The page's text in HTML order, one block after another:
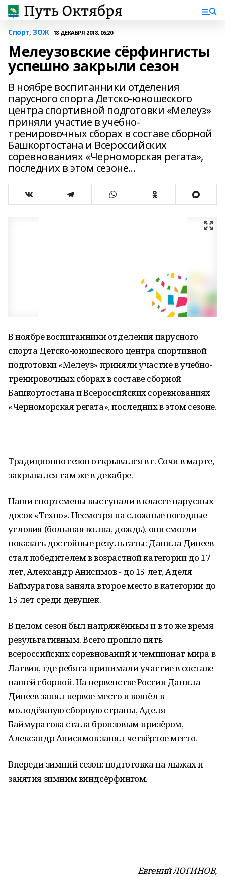
Спорт, ЗОЖ 18 ДЕКАБРЯ 2018, 06:20
Мелеузовские сёрфингисты
успешно закрыли сезон
В ноябре воспитанники отделения
парусного спорта Детско-юношеского
центра спортивной подготовки «Мелеуз»
приняли участие в учебно-
тренировочных сборах в составе сборной
Башкортостана и Всероссийских
соревнованиях «Черноморская регата»,
последних в этом сезоне...
В ноябре воспитанники отделения парусного
спорта Детско-юношеского центра спортивной
подготовки «Мелеуз» приняли участие в учебно-
тренировочных сборах в составе сборной
Башкортостана и Всероссийских соревнованиях
«Черноморская регата», последних в этом сезоне.
Традиционно сезон открывался в г. Сочи в марте,
закрывался там же в декабре.
Наши спортсмены выступали в классе парусных
досок «Техно». Несмотря на сложные погодные
условия (большая волна, дождь), они смогли
показать достойные результаты: Данила Динеев
стал победителем в возрастной категории до 17
лет, Александр Анисимов - до 15 лет, Аделя
Баймуратова заняла второе место в категории до
15 лет среди девушек.
В целом сезон был напряжённым и в то же время
результативным. Всего прошло пять
всероссийских соревнований и чемпионат мира в
Латвии, где ребята принимали участие в составе
нашей сборной. На первенстве России Данила
Динеев занял первое место и вошёл в
молодёжную сборную страны, Аделя
Баймуратова стала бронзовым призёром,
Александр Анисимов занял четвёртое место.
Впереди зимний сезон: подготовка на лыжах и
занятия зимним виндсёрфингом.
Евгений ЛОГИНОВ,